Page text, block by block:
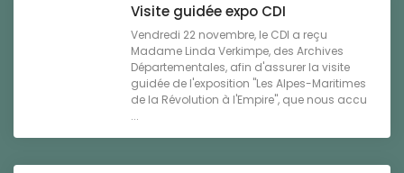
Visite guidée expo CDI
Vendredi 22 novembre, le CDI a reçu
Madame Linda Verkimpe, des Archives
Départementales, afin d'assurer la visite
guidée de l'exposition "Les Alpes-Maritimes
de la Révolution à l'Empire", que nous accu
...